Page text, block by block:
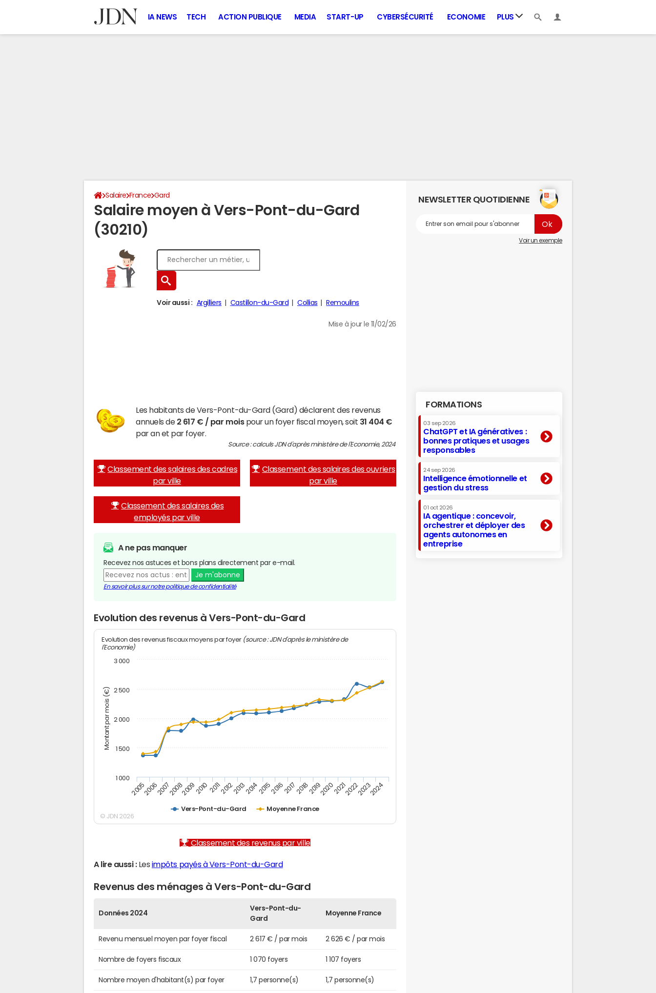
IA NEWS TECH ACTION PUBLIQUE MEDIA START-UP CYBERSÉCURITÉ ECONOMIE PLUS
Salaire France Gard
Salaire moyen à Vers-Pont-du-Gard
(30210)
Voir aussi : Argilliers Castillon-du-Gard Collias Remoulins
Mise à jour le 11/02/26
Les habitants de Vers-Pont-du-Gard (Gard) déclarent des revenus
annuels de 2 617 € / par moispour un foyer fiscal moyen, soit 31 404 €
par an et par foyer.
Source : calculs JDN d'après ministère de l'Economie, 2024
Classement des salaires des cadres
par ville
Classement des salaires des ouvriers
par ville
Classement des salaires des
employés par ville
A ne pas manquer
Recevez nos astuces et bons plans directement par e-mail.
Je m'abonne
En savoir plus sur notre politique de confidentialité
Evolution des revenus à Vers-Pont-du-Gard
Montant par mois (€)
Evolution des revenus fiscaux moyens par foyer (source : JDN d'après le ministère de
l'Economie)
Vers-Pont-du-Gard Moyenne France
200520062007200820092010 20112012201320142015201620172018201920202021202220232024
1 000
1 500
2 000
2 500
3 000
© JDN 2026
Classement des revenus par ville
A lire aussi :Les impôts payés à Vers-Pont-du-Gard
Revenus des ménages à Vers-Pont-du-Gard
Données 2024
Vers-Pont-du-
Gard
Moyenne France
Revenu mensuel moyen par foyer fiscal 2 617 € / par mois 2 626 € / par mois
Nombre de foyers fiscaux 1 070 foyers 1 107 foyers
Nombre moyen d'habitant(s) par foyer 1,7 personne(s) 1,7 personne(s)
NEWSLETTER QUOTIDIENNE
Voir un exemple
FORMATIONS
03 sep 2026
ChatGPT et IA génératives :
bonnes pratiques et usages
responsables
24 sep 2026
Intelligence émotionnelle et
gestion du stress
01 oct 2026
IA agentique : concevoir,
orchestrer et déployer des
agents autonomes en
entreprise